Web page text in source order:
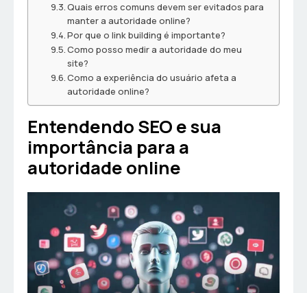
Quais erros comuns devem ser evitados para
manter a autoridade online?
Por que o link building é importante?
Como posso medir a autoridade do meu
site?
Como a experiência do usuário afeta a
autoridade online?
Entendendo SEO e sua
importância para a
autoridade online